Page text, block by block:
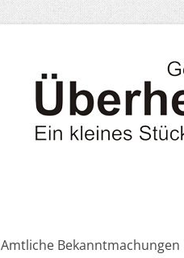
Amtliche Bekanntmachungen